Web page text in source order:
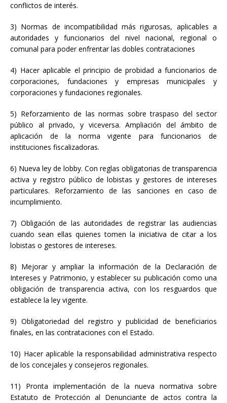
conflictos de interés.
3) Normas de incompatibilidad más rigurosas, aplicables a
autoridades y funcionarios del nivel nacional, regional o
comunal para poder enfrentar las dobles contrataciones
4) Hacer aplicable el principio de probidad a funcionarios de
corporaciones, fundaciones y empresas municipales y
corporaciones y fundaciones regionales.
5) Reforzamiento de las normas sobre traspaso del sector
público al privado, y viceversa. Ampliación del ámbito de
aplicación de la norma vigente para funcionarios de
instituciones fiscalizadoras.
6) Nueva ley de lobby. Con reglas obligatorias de transparencia
activa y registro público de lobistas y gestores de intereses
particulares. Reforzamiento de las sanciones en caso de
incumplimiento.
7) Obligación de las autoridades de registrar las audiencias
cuando sean ellas quienes tomen la iniciativa de citar a los
lobistas o gestores de intereses.
8) Mejorar y ampliar la información de la Declaración de
Intereses y Patrimonio, y establecer su publicación como una
obligación de transparencia activa, con los resguardos que
establece la ley vigente.
9) Obligatoriedad del registro y publicidad de beneficiarios
finales, en las contrataciones con el Estado.
10) Hacer aplicable la responsabilidad administrativa respecto
de los concejales y consejeros regionales.
11) Pronta implementación de la nueva normativa sobre
Estatuto de Protección al Denunciante de actos contra la